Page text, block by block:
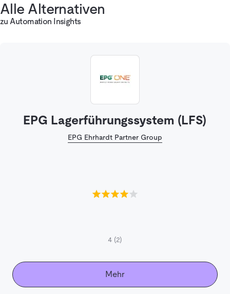
Alle Alternativen
zu Automation Insights
EPG Lagerführungssystem (LFS)
EPG Ehrhardt Partner Group
4 (2)
Mehr